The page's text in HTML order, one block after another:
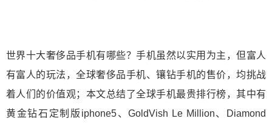
世界十大奢侈品手机有哪些？手机虽然以实用为主，但富人
有富人的玩法，全球奢侈品手机、镶钻手机的售价，均挑战
着人们的价值观；本文总结了全球手机最贵排行榜，其中有
黄金钻石定制版iphone5、GoldVish Le Million、Diamond